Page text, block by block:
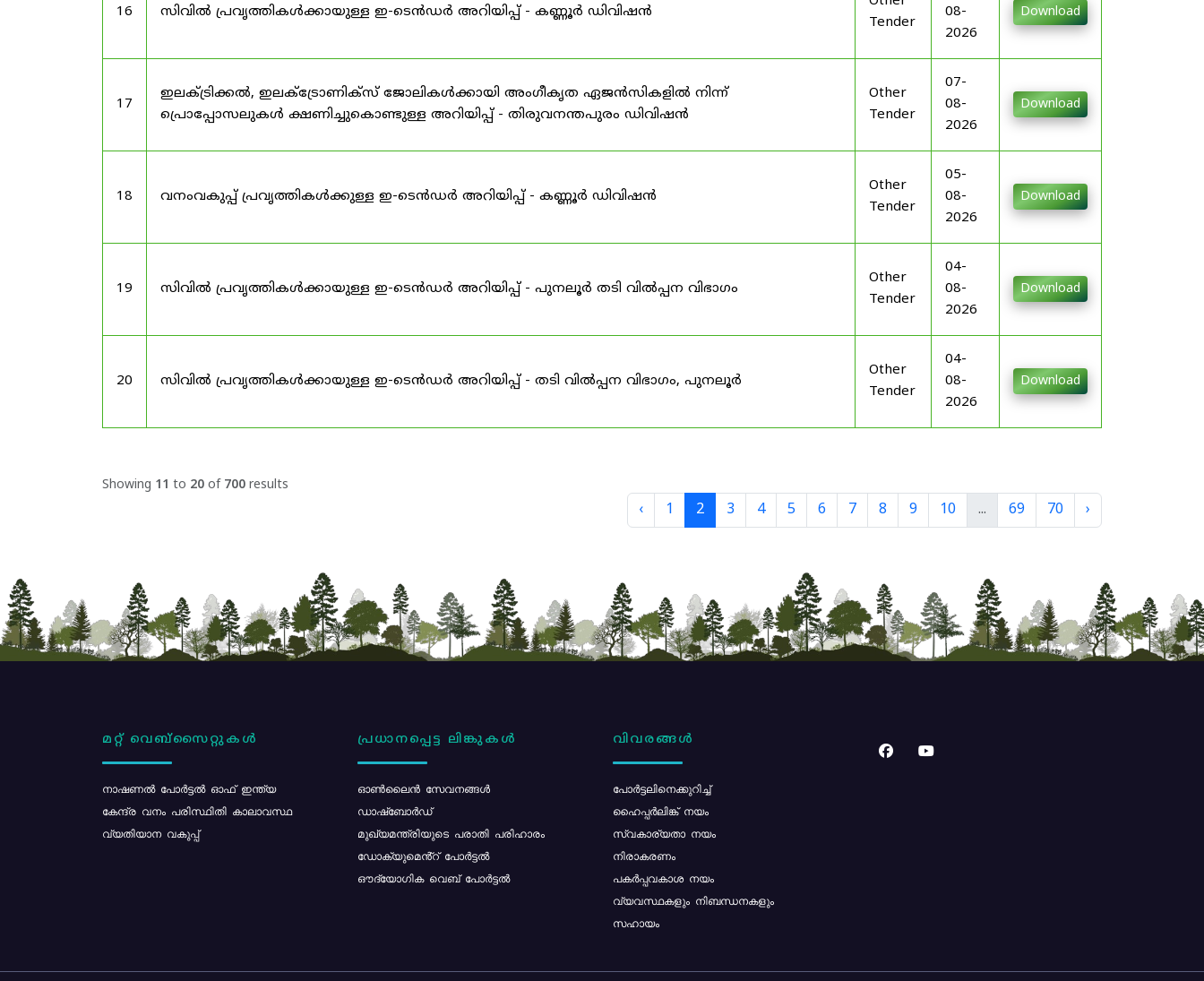
16 സിവിൽ പ്രവൃത്തികൾക്കായുള്ള ഇ-ടെൻഡർ അറിയിപ്പ് - കണ്ണൂർ ഡിവിഷൻ
Tender
08-
2026
Download
17
ഇലക്ട്രിക്കൽ, ഇലക്ട്രോണിക്സ് ജോലികൾക്കായി അംഗീകൃത ഏജൻസികളിൽ നിന്ന്
പ്രൊപ്പോസലുകൾ ക്ഷണിച്ചുകൊണ്ടുള്ള അറിയിപ്പ് - തിരുവനന്തപുരം ഡിവിഷൻ
Other
Tender
07-
08-
2026
Download
18 വനംവകുപ്പ് പ്രവൃത്തികൾക്കുള്ള ഇ-ടെൻഡർ അറിയിപ്പ് - കണ്ണൂർ ഡിവിഷൻ
Other
Tender
05-
08-
2026
Download
19 സിവിൽ പ്രവൃത്തികൾക്കായുള്ള ഇ-ടെൻഡർ അറിയിപ്പ് - പുനലൂർ തടി വിൽപ്പന വിഭാഗം
Other
Tender
04-
08-
2026
Download
20 സിവിൽ പ്രവൃത്തികൾക്കായുള്ള ഇ-ടെൻഡർ അറിയിപ്പ് - തടി വിൽപ്പന വിഭാഗം, പുനലൂർ
Other
Tender
04-
08-
2026
Download
Showing 11 to 20 of 700 results
‹ 1 2 3 4 5 6 7 8 9 10 ... 69 70 ›
മറ്റ് വെബ്സൈറ്റുകൾ
നാഷണൽ പോർട്ടൽ ഓഫ് ഇന്ത്യ
കേന്ദ്ര വനം പരിസ്ഥിതി കാലാവസ്ഥ
വ്യതിയാന വകുപ്പ്
പ്രധാനപ്പെട്ട ലിങ്കുകൾ
ഓൺലൈൻ സേവനങ്ങൾ
ഡാഷ്ബോർഡ്
മുഖ്യമന്ത്രിയുടെ പരാതി പരിഹാരം
ഡോക്യുമെൻ്റ് പോർട്ടൽ
ഔദ്യോഗിക വെബ് പോർട്ടൽ
വിവരങ്ങൾ
പോര്‍ട്ടലിനെക്കുറിച്ച്
ഹൈപ്പർലിങ്ക് നയം
സ്വകാര്യതാ നയം
നിരാകരണം
പകർപ്പവകാശ നയം
വ്യവസ്ഥകളും നിബന്ധനകളും
സഹായം